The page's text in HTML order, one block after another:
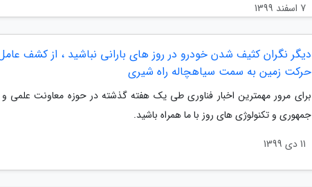
7 اسفند 1399
دیگر نگران کثیف شدن خودرو در روز های بارانی نباشید ، از کشف
حرکت زمین به سمت سیاهچاله راه شیری
برای مرور مهمترین اخبار فناوری طی یک هفته گذشته در حوزه معاونت علمی
جمهوری و تکنولوژی های روز با ما همراه باشید.
11 دی 1399